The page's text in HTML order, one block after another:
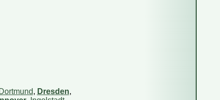
Dortmund, Dresden,